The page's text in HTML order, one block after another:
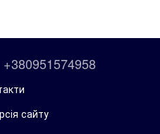
+380951574958
сайту